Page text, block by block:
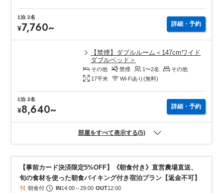
1泊 2名
¥7,760~ 詳細・予約
【禁煙】ダブルルーム＜147cmワイド
ダブルベッド＞
その他 禁煙 1〜2名
その他
17平米 Wi-Fiあり(無料)
1泊 2名
¥8,640~ 詳細・予約
部屋をすべて表示する(5)
【事前カード決済限定5%OFF】《朝食付き》直営農場直送、
旬の食材を使った朝食バイキング付き宿泊プラン【返金不可】
朝食付 IN 14:00～29:00 OUT12:00